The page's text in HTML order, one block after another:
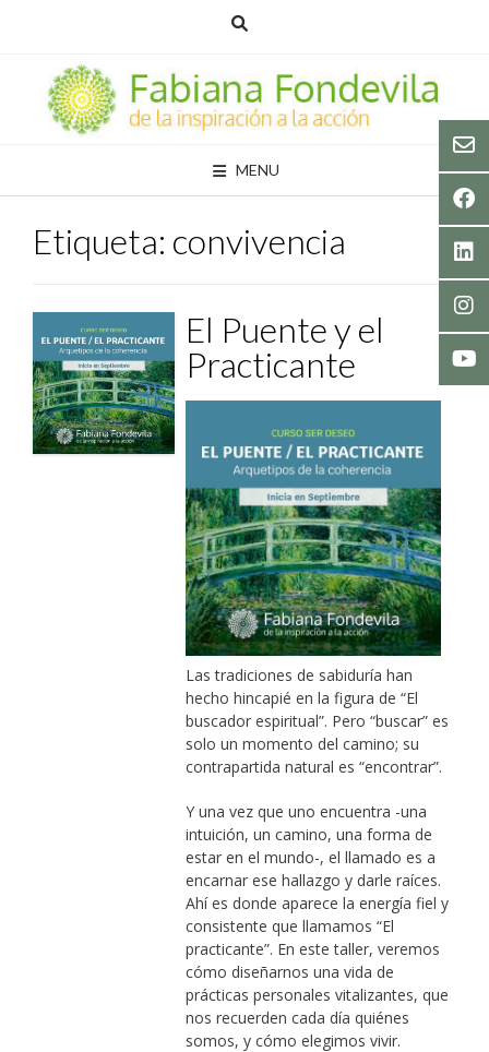
MENU
Etiqueta: convivencia
El Puente y el
Practicante
Las tradiciones de sabiduría han
hecho hincapié en la figura de “El
buscador espiritual”. Pero “buscar” es
solo un momento del camino; su
contrapartida natural es “encontrar”.
Y una vez que uno encuentra -una
intuición, un camino, una forma de
estar en el mundo-, el llamado es a
encarnar ese hallazgo y darle raíces.
Ahí es donde aparece la energía fiel y
consistente que llamamos “El
practicante”. En este taller, veremos
cómo diseñarnos una vida de
prácticas personales vitalizantes, que
nos recuerden cada día quiénes
somos, y cómo elegimos vivir.